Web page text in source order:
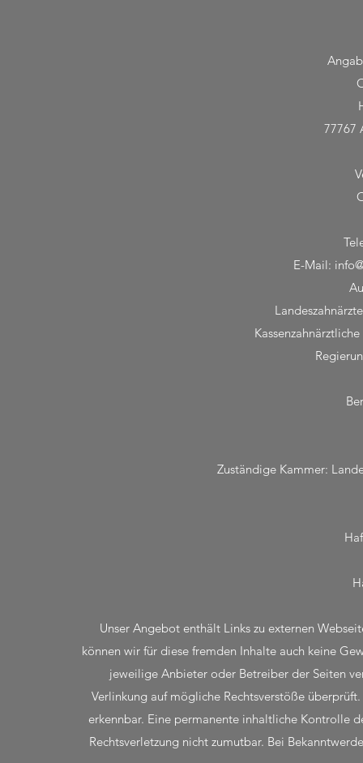
77767
E-Mail:
Zuständige Kammer:
Unser Angebot enthält Links zu externen
können wir für diese fremden Inhalte auch keine
jeweilige Anbieter oder Betreiber der Seiten
Verlinkung auf mögliche Rechtsverstöße
erkennbar. Eine permanente inhaltliche Kontrolle
Rechtsverletzung nicht zumutbar. Bei